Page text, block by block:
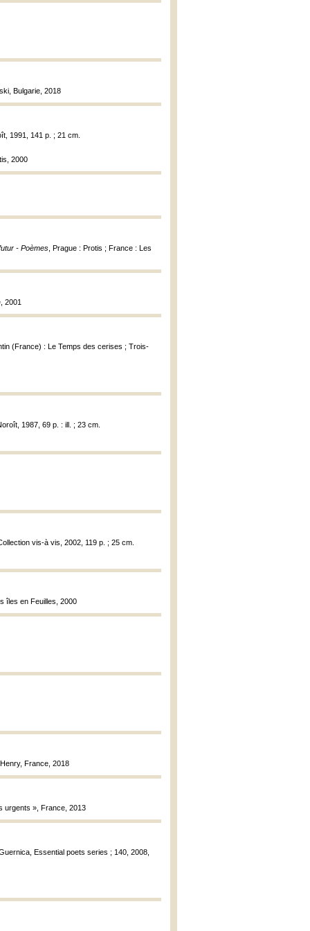
Bulgarie, 2018
1991, 141 p. ; 21 cm.
2000
- Poèmes , Prague : Protis ; France : Les
2001
(France) : Le Temps des cerises ; Trois-
1987, 69 p. : ill. ; 23 cm.
vis-à vis, 2002, 119 p. ; 25 cm.
îles en Feuilles, 2000
France, 2018
urgents », France, 2013
Essential poets series ; 140, 2008,